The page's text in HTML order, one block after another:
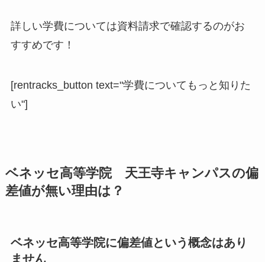
詳しい学費については資料請求で確認するのがお
すすめです！
[rentracks_button text="学費についてもっと知りた
い"]
ベネッセ高等学院 天王寺キャンパスの偏
差値が無い理由は？
ベネッセ高等学院に偏差値という概念はあり
ません